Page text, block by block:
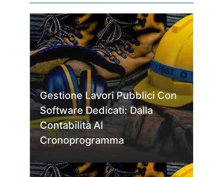
Gestione Lavori Pubblici Con
Software Dedicati: Dalla
Contabilità Al
Cronoprogramma